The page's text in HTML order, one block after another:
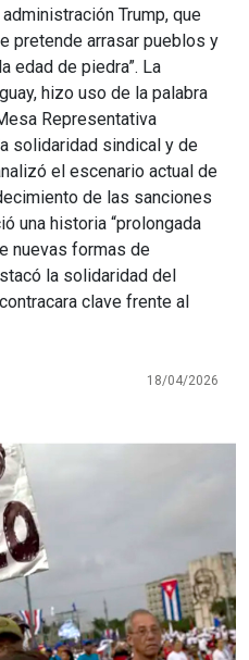
Trump, que
pretende arrasar pueblos y
edad de piedra”. La
hizo uso de la palabra
Representativa
solidaridad sindical y de
el escenario actual de
de las sanciones
una historia “prolongada
nuevas formas de
la solidaridad del
clave frente al
18/04/2026